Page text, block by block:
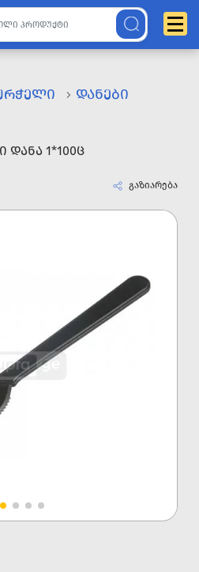
ᲓᲐᲜᲔᲑᲘ
ᲓᲐᲜᲐ 1*100Ც
გაზიარება